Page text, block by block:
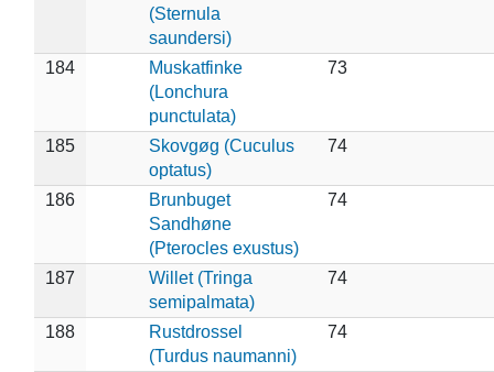
(Sternula
saundersi)
184
Muskatfinke
(Lonchura
punctulata)
73
185
Skovgøg (Cuculus
optatus)
74
186
Brunbuget
Sandhøne
(Pterocles exustus)
74
187
Willet (Tringa
semipalmata)
74
188
Rustdrossel
(Turdus naumanni)
74